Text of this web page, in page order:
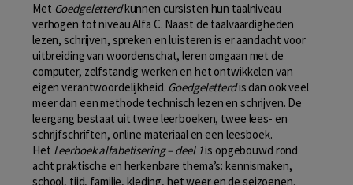
Met Goedgeletterdkunnen cursisten hun taalniveau
verhogen tot niveau Alfa C. Naast de taalvaardigheden
lezen, schrijven, spreken en luisteren is er aandacht voor
uitbreiding van woordenschat, leren omgaan met de
computer, zelfstandig werken en het ontwikkelen van
eigen verantwoordelijkheid. Goedgeletterdis dan ook veel
meer dan een methode technisch lezen en schrijven. De
leergang bestaat uit twee leerboeken, twee lees- en
schrijfschriften, online materiaal en een leesboek.
Het Leerboek alfabetisering – deel 1is opgebouwd rond
acht praktische en herkenbare thema’s: kennismaken,
school, tijd, familie, kleding, het weer en de seizoenen,